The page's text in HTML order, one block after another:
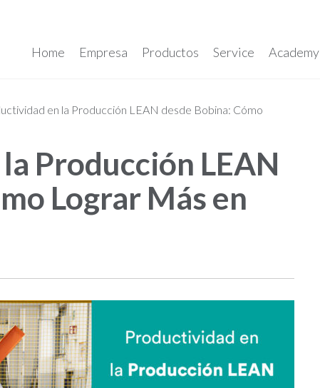
Home Empresa Productos Service Academy
en la Producción LEAN desde Bobina: Cómo
Producción LEAN
Lograr Más en